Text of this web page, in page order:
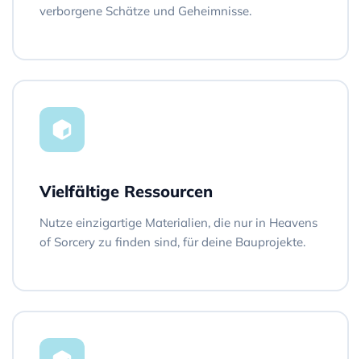
verborgene Schätze und Geheimnisse.
Vielfältige Ressourcen
Nutze einzigartige Materialien, die nur in Heavens
of Sorcery zu finden sind, für deine Bauprojekte.